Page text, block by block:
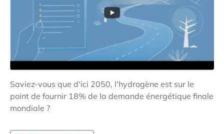
Saviez-vous que d'ici 2050, l'hydrogène est sur le
point de fournir 18% de la demande énergétique finale
mondiale ?